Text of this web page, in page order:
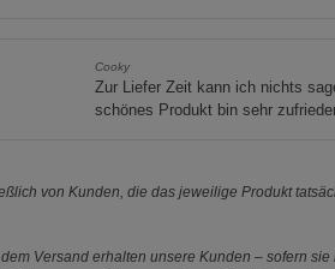
Cooky
Zur Liefer Zeit kann ich nichts
schönes Produkt bin sehr
von Kunden, die das jeweilige Produkt
Versand erhalten unsere Kunden – sofern